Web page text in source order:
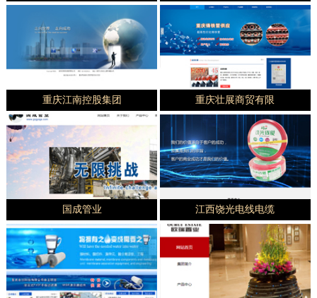
重庆江南控股集团 重庆壮展商贸有限
国成管业 江西饶光电线电缆